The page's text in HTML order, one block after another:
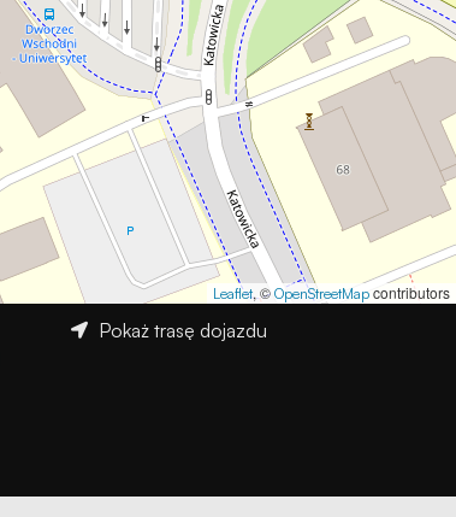
Leaflet, © OpenStreetMap contributors
Pokaż trasę dojazdu